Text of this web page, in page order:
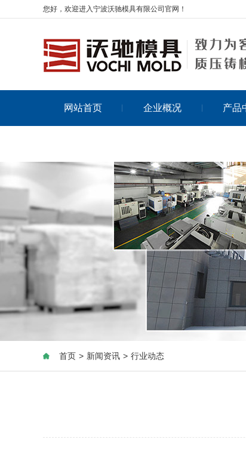
您好，欢迎进入宁波沃驰模具有限公司官网！
网站首页 企业概况 产品
首页 > 新闻资讯 > 行业动态